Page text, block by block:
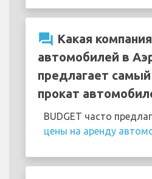
question_answer Какая
автомобилей в
предлагает
прокат
BUDGET часто
цены на аренду